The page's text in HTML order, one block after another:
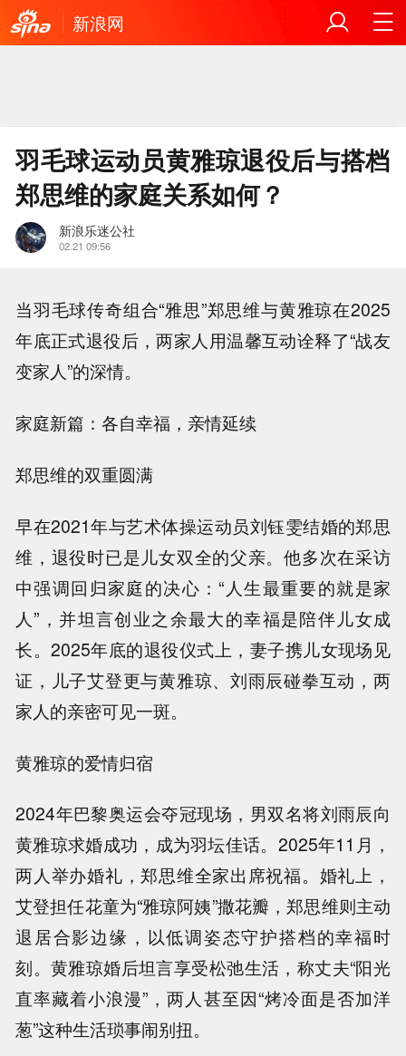
新浪网
羽毛球运动员黄雅琼退役后与搭档
郑思维的家庭关系如何？
新浪乐迷公社
02.21 09:56
当羽毛球传奇组合“雅思”郑思维与黄雅琼在2025
年底正式退役后，两家人用温馨互动诠释了“战友
变家人”的深情。
家庭新篇：各自幸福，亲情延续
郑思维的双重圆满
早在2021年与艺术体操运动员刘钰雯结婚的郑思
维，退役时已是儿女双全的父亲。他多次在采访
中强调回归家庭的决心：“人生最重要的就是家
人”，并坦言创业之余最大的幸福是陪伴儿女成
长。2025年底的退役仪式上，妻子携儿女现场见
证，儿子艾登更与黄雅琼、刘雨辰碰拳互动，两
家人的亲密可见一斑。
黄雅琼的爱情归宿
2024年巴黎奥运会夺冠现场，男双名将刘雨辰向
黄雅琼求婚成功，成为羽坛佳话。2025年11月，
两人举办婚礼，郑思维全家出席祝福。婚礼上，
艾登担任花童为“雅琼阿姨”撒花瓣，郑思维则主动
退居合影边缘，以低调姿态守护搭档的幸福时
刻。黄雅琼婚后坦言享受松弛生活，称丈夫“阳光
直率藏着小浪漫”，两人甚至因“烤冷面是否加洋
葱”这种生活琐事闹别扭。